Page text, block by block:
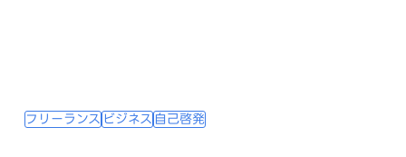
フリーランスビジネス自己啓発